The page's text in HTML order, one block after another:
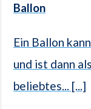
Ballon
Ein Ballon
und ist dann
beliebtes... [...]